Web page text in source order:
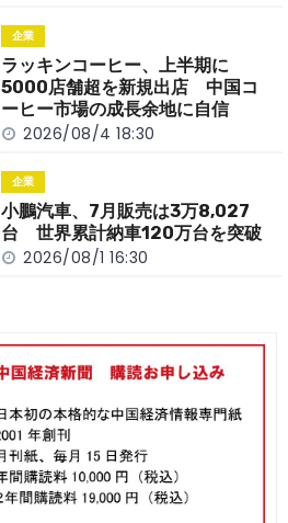
企業
ラッキンコーヒー、上半期に
5000店舗超を新規出店 中国コ
ーヒー市場の成長余地に自信
2026/08/4 18:30
企業
小鵬汽車、7月販売は3万8,027
台 世界累計納車120万台を突破
2026/08/1 16:30